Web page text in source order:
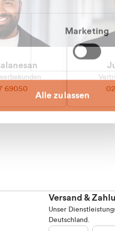
Marketing
Alle zulassen
69050
Versand &
Unser
Deutschland.